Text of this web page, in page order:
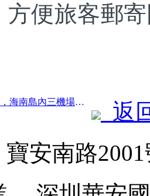
方便旅客郵
前一篇：夏秋航季啟，海南島內三機場新增41個通航點
返
安南路